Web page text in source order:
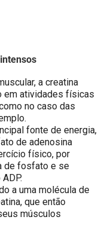
a creatina
em atividades físicas
no caso das
fonte de energia,
de adenosina
físico, por
de fosfato e se
a uma molécula de
que então
músculos